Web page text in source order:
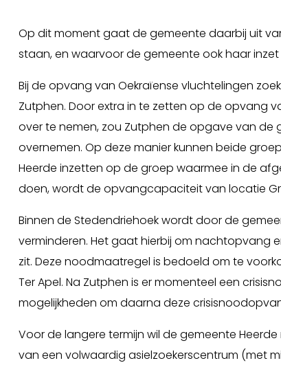
Op dit moment gaat de gemeente daarbij uit
staan, en waarvoor de gemeente ook haar
Bij de opvang van Oekraïense vluchtelingen
Zutphen. Door extra in te zetten op de opvang
over te nemen, zou Zutphen de opgave van de
overnemen. Op deze manier kunnen beide
Heerde inzetten op de groep waarmee in de
doen, wordt de opvangcapaciteit van locatie
Binnen de Stedendriehoek wordt door de
verminderen. Het gaat hierbij om nachtopvang
zit. Deze noodmaatregel is bedoeld om te
Ter Apel. Na Zutphen is er momenteel een
mogelijkheden om daarna deze
Voor de langere termijn wil de gemeente
van een volwaardig asielzoekerscentrum (met